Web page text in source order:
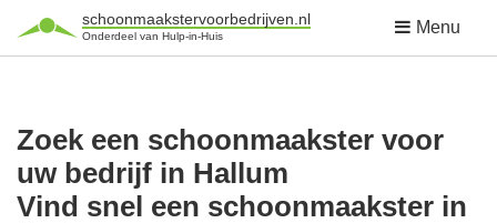
schoonmaakstervoorbedrijven.nl
Onderdeel van Hulp-in-Huis Menu
Zoek een schoonmaakster voor
uw bedrijf in Hallum
Vind snel een schoonmaakster in